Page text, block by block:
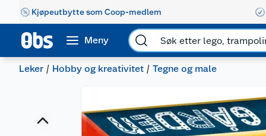
Kjøpeutbytte som Coop-medlem
Meny
Leker Hobby og kreativitet Tegne og male